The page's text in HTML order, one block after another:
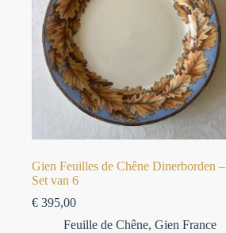
Gien Feuilles de Chêne Dinerborden –
Set van 6
€ 395,00
Feuille de Chêne, Gien France